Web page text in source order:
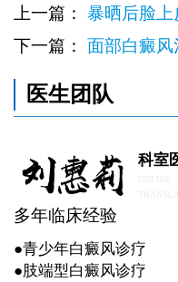
上一篇： 暴晒后脸
下一篇： 面部白癜
医生团队
科室
多年临床经验
●青少年白癜风诊疗
●肢端型白癜风诊疗